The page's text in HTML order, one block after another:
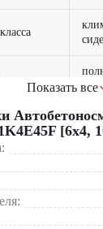
гигантов
и мосты
мегапроекты
Показать все
[6x4,